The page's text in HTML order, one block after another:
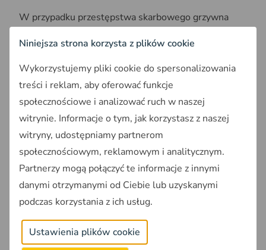
W przypadku przestępstwa skarbowego grzywna
2026 roku jedna stawka dzienna wynosi od
zł do 64 080 zł
, a sąd może orzec od 10 do 720
stawek dziennych. Oznacza to, że teoretycznie
najwyższa możliwa kara może przekroczyć
jednak w praktyce tak wysokie sankcje stosowane są
wyłącznie w najpoważniejszych sprawach dotyczących
dużych uszczupleń podatkowych.
Dodatkowo właściciel musi liczyć się z obowiązkiem
zapłaty zaległego podatku, odsetek za zwłokę oraz (w
szczególnych przypadkach) dodatkowymi sankcjami
wynikającymi z przepisów podatkowych.
Dodatkowe obciążenia finansowe
Niniejsza strona korzysta z plików cookie
Wykorzystujemy pliki cookie do spersonalizowania
treści i reklam, aby oferować funkcje
społecznościowe i analizować ruch w naszej
witrynie. Informacje o tym, jak korzystasz z naszej
witryny, udostępniamy partnerom
społecznościowym, reklamowym i analitycznym.
Partnerzy mogą połączyć te informacje z innymi
danymi otrzymanymi od Ciebie lub uzyskanymi
podczas korzystania z ich usług.
Ustawienia plików cookie